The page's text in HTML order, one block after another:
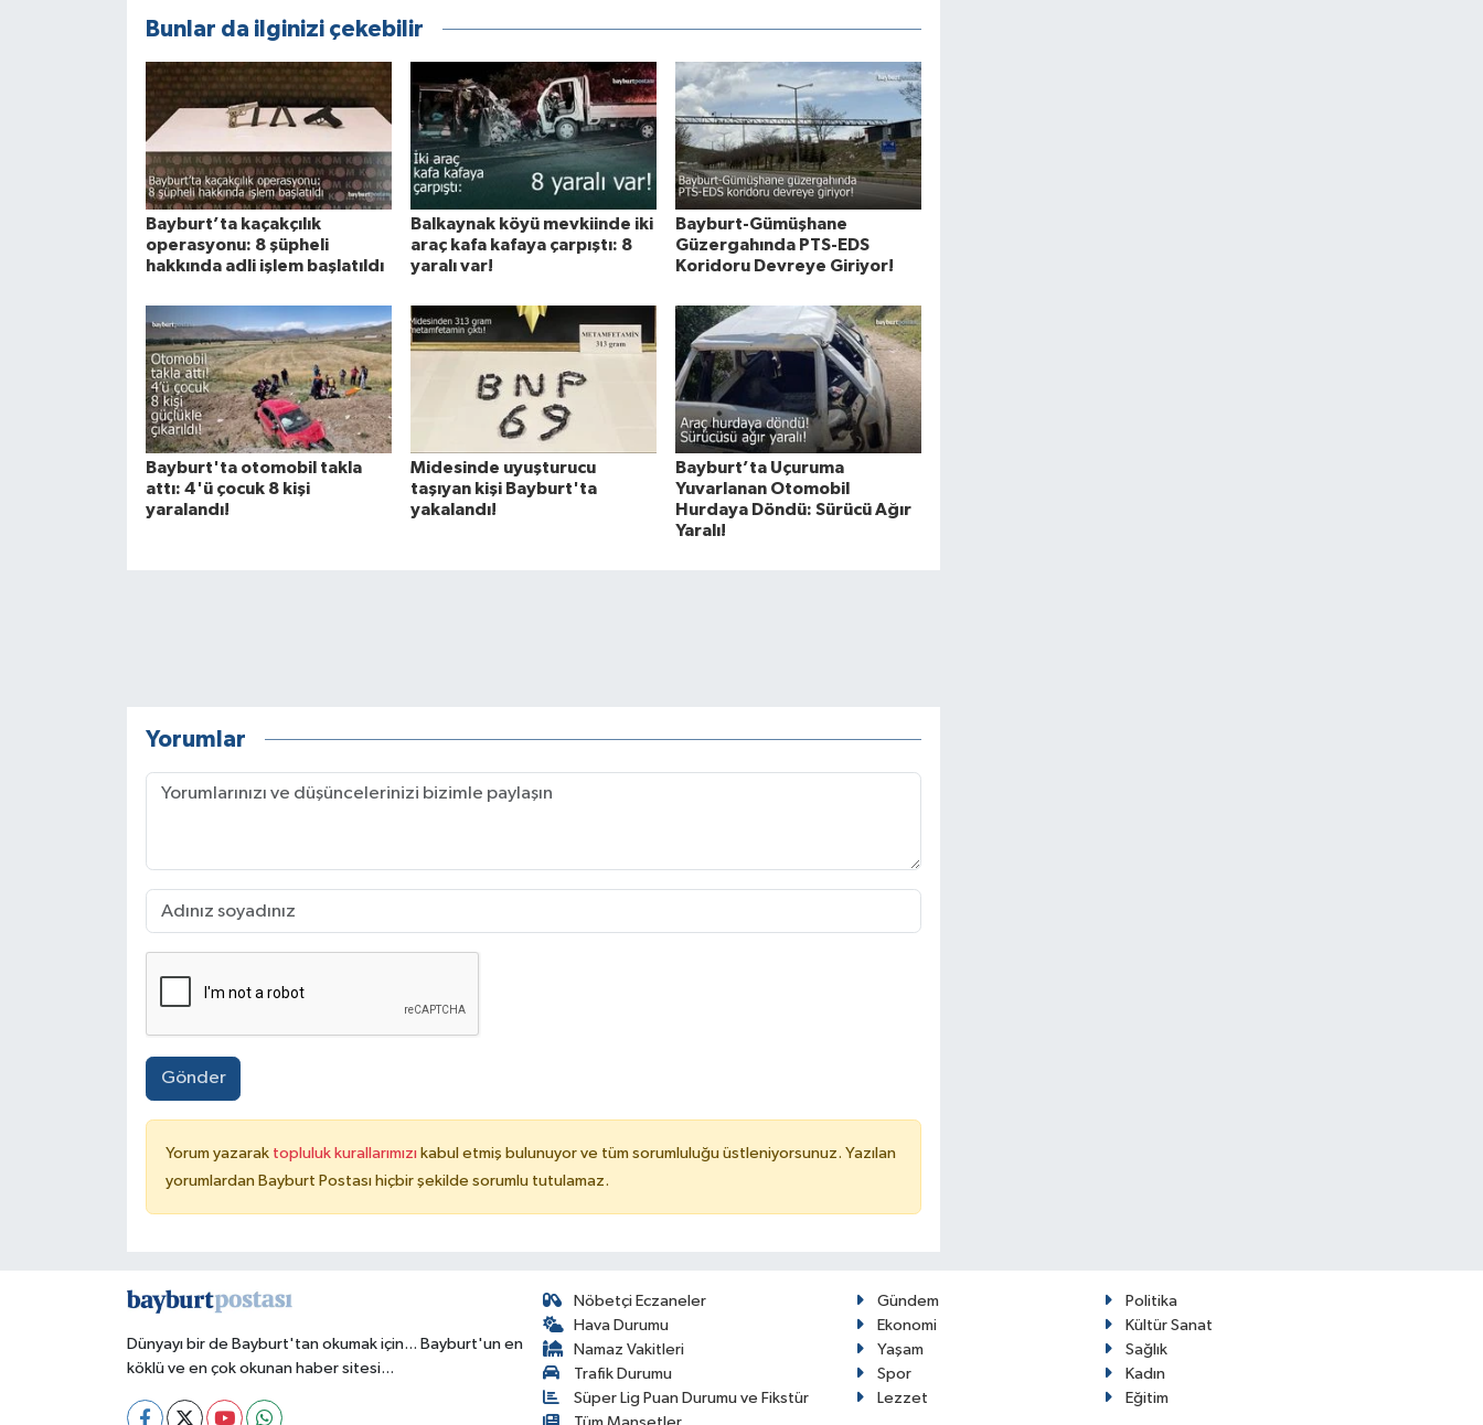
Bunlar da ilginizi çekebilir
Bayburt’ta kaçakçılık
operasyonu: 8 şüpheli
hakkında adli işlem başlatıldı
Balkaynak köyü mevkiinde iki
araç kafa kafaya çarpıştı: 8
yaralı var!
Bayburt-Gümüşhane
Güzergahında PTS-EDS
Koridoru Devreye Giriyor!
Bayburt'ta otomobil takla
attı: 4'ü çocuk 8 kişi
yaralandı!
Midesinde uyuşturucu
taşıyan kişi Bayburt'ta
yakalandı!
Bayburt’ta Uçuruma
Yuvarlanan Otomobil
Hurdaya Döndü: Sürücü Ağır
Yaralı!
Yorumlar
Gönder
Yorum yazarak topluluk kurallarımızı kabul etmiş bulunuyor ve tüm sorumluluğu üstleniyorsunuz. Yazılan
yorumlardan Bayburt Postası hiçbir şekilde sorumlu tutulamaz.
Dünyayı bir de Bayburt'tan okumak için... Bayburt'un en
köklü ve en çok okunan haber sitesi...
Nöbetçi Eczaneler
Hava Durumu
Namaz Vakitleri
Trafik Durumu
Süper Lig Puan Durumu ve Fikstür
Gündem
Politika
Ekonomi
Kültür Sanat
Yaşam
Sağlık
Spor
Kadın
Lezzet
Eğitim